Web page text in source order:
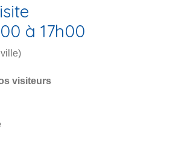
à 17h00
visiteurs